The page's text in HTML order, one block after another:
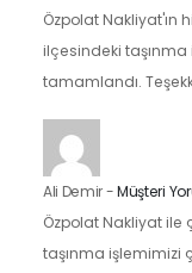
Özpolat Nakliyat'ın
ilçesindeki
tamamlandı.
Ali Demir-Müşteri
Özpolat Nakliyat ile
taşınma işlemimizi